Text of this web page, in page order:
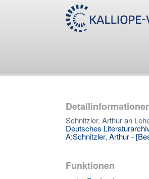
Schnitzler, Arthur an
Deutsches
A:Schnitzler, Arthur -
Funktionen